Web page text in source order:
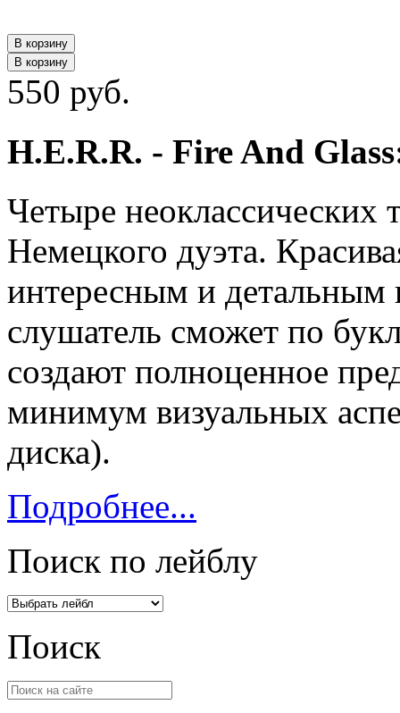
В корзину
В корзину
550 руб.
H.E.R.R. - Fire And
Четыре неоклассических
Немецкого дуэта.
интересным и детальным
слушатель сможет по
создают полноценное
минимум визуальных
диска).
Подробнее...
Поиск по лейблу
Поиск